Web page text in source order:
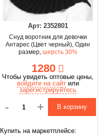
Арт: 2352801
Снуд воротник для девочки
Антарес (Цвет черный), Один
размер, шерсть 30%
1280
Чтобы увидеть оптовые цены,
войдите на сайтили
зарегистрируйтесь
- + В корзину
Купить на маркетплейсе: